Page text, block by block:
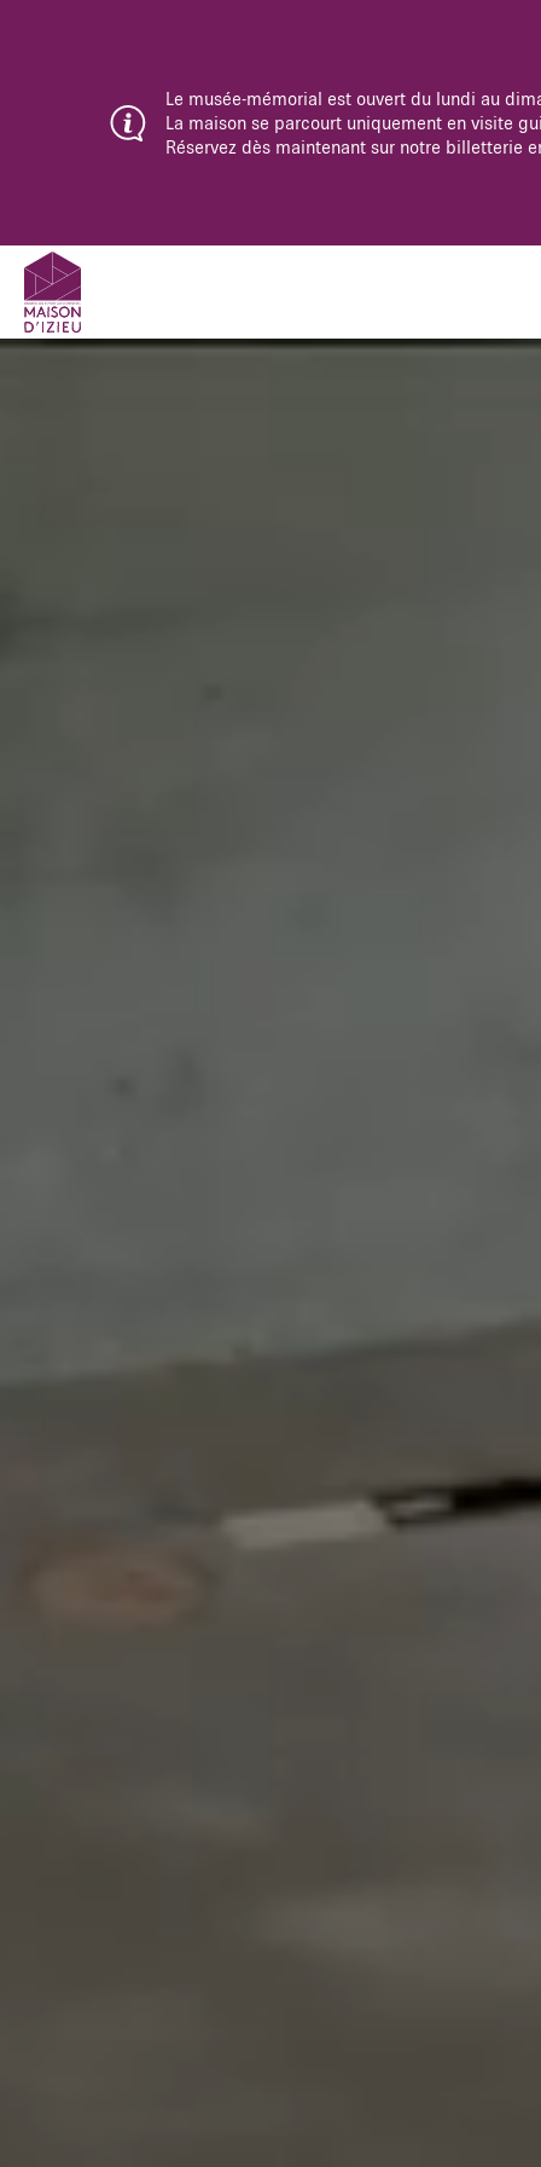
Le musée-mémorial est ouvert du lundi au
La maison se parcourt uniquement en visite
Réservez dès maintenant sur notre billetterie